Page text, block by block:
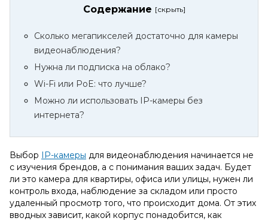
Содержание
Сколько мегапикселей достаточно для камеры
видеонаблюдения?
Нужна ли подписка на облако?
Wi-Fi или PoE: что лучше?
Можно ли использовать IP-камеры без
интернета?
Выбор IP-камеры для видеонаблюдения начинается не
с изучения брендов, а с понимания ваших задач. Будет
ли это камера для квартиры, офиса или улицы, нужен ли
контроль входа, наблюдение за складом или просто
удаленный просмотр того, что происходит дома. От этих
вводных зависит, какой корпус понадобится, как